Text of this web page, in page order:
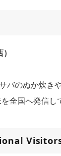
バのぬか炊き
全国へ発信し